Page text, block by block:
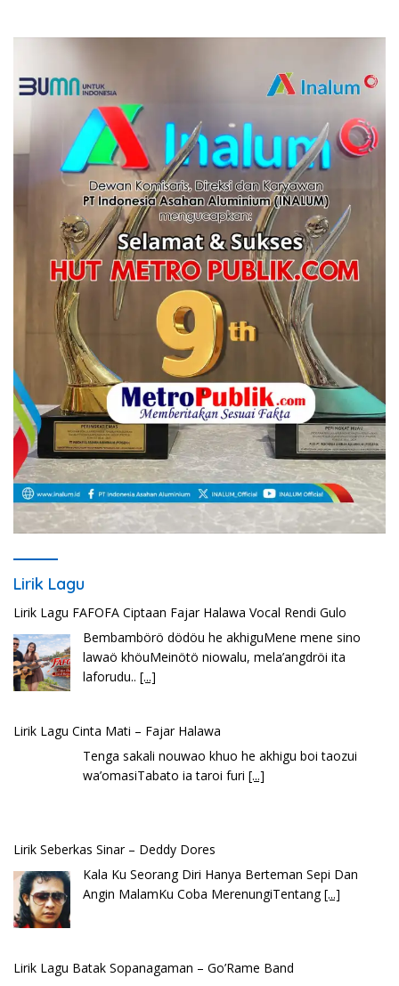
Lirik Lagu
Lirik Lagu FAFOFA Ciptaan Fajar Halawa Vocal Rendi Gulo
Bembambörö dödöu he akhiguMene mene sino
lawaö khöuMeinötö niowalu, mela’angdröi ita
laforudu.. [...]
Lirik Lagu Cinta Mati – Fajar Halawa
Tenga sakali nouwao khuo he akhigu boi taozui
wa’omasiTabato ia taroi furi [...]
Lirik Seberkas Sinar – Deddy Dores
Kala Ku Seorang Diri Hanya Berteman Sepi Dan
Angin MalamKu Coba MerenungiTentang[...]
Lirik Lagu Batak Sopanagaman – Go’Rame Band